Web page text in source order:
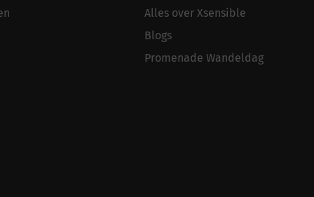
Alles over Xsensible
Blogs
Promenade Wandeldag